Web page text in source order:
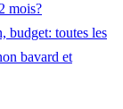
mois?
budget: toutes les
bavard et